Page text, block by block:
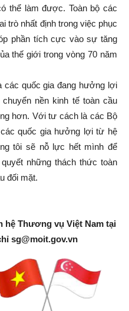
thể làm được. Toàn bộ các
trò nhất định trong việc phục
phần tích cực vào sự tăng
thế giới trong vòng 70 năm
các quốc gia đang hưởng lợi
nền kinh tế toàn cầu
hơn. Với tư cách là các Bộ
quốc gia hưởng lợi từ hệ
tôi sẽ nỗ lực hết mình để
những thách thức toàn
đối mặt.
hệ Thương vụ Việt Nam tại
sg@moit.gov.vn